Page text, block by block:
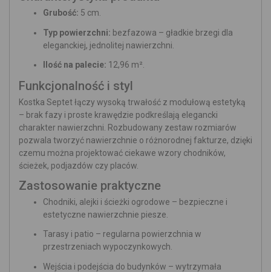
Grubość: 5 cm.
Typ powierzchni: bezfazowa – gładkie brzegi dla
eleganckiej, jednolitej nawierzchni.
Ilość na palecie: 12,96 m².
Funkcjonalność i styl
Kostka Septet łączy wysoką trwałość z modułową estetyką
– brak fazy i proste krawędzie podkreślają elegancki
charakter nawierzchni. Rozbudowany zestaw rozmiarów
pozwala tworzyć nawierzchnie o różnorodnej fakturze, dzięki
czemu można projektować ciekawe wzory chodników,
ścieżek, podjazdów czy placów.
Zastosowanie praktyczne
Chodniki, alejki i ścieżki ogrodowe – bezpieczne i
estetyczne nawierzchnie piesze.
Tarasy i patio – regularna powierzchnia w
przestrzeniach wypoczynkowych.
Wejścia i podejścia do budynków – wytrzymała